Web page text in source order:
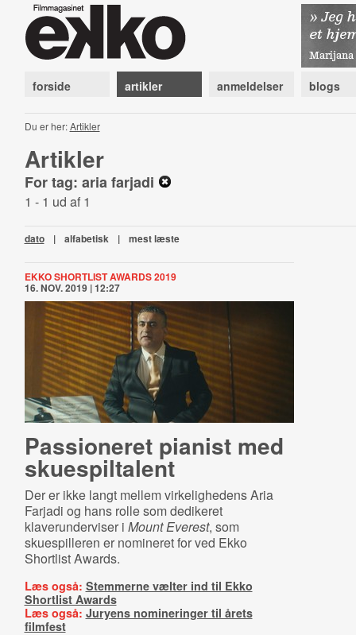
forside artikler anmeldelser blogs
Du er her:Artikler
Artikler
For tag: aria farjadi
1 - 1 ud af 1
dato | alfabetisk | mest læste
EKKO SHORTLIST AWARDS 2019
16. NOV. 2019 | 12:27
Passioneret pianist med
skuespiltalent
Der er ikke langt mellem virkelighedens Aria
Farjadi og hans rolle som dedikeret
klaverunderviser i Mount Everest, som
skuespilleren er nomineret for ved Ekko
Shortlist Awards.
Læs også: Stemmerne vælter ind til Ekko
Shortlist Awards
Læs også: Juryens nomineringer til årets
filmfest